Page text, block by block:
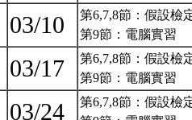
03/10
第6,7,8節：假設檢
第9節：電腦實習
03/17
第6,7,8節：假設檢
第9節：電腦實習
03/24
第6,7,8節：假設檢